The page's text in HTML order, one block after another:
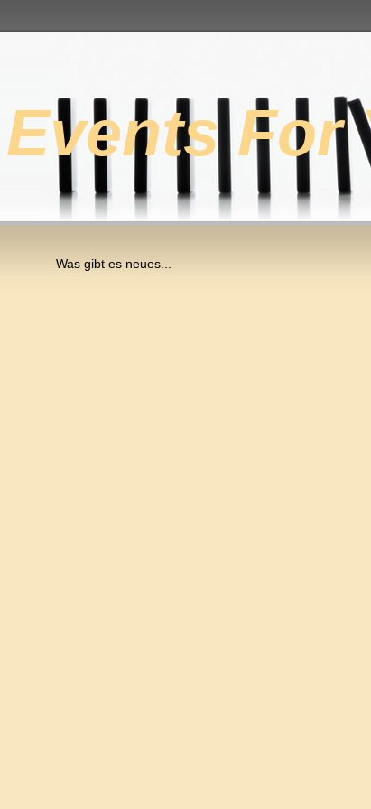
Events For
Was gibt es neues...